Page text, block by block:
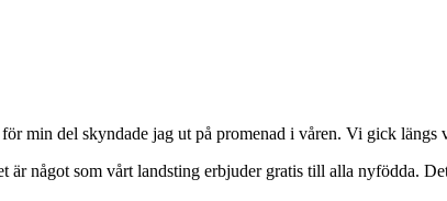
min del skyndade jag ut på promenad i våren. Vi gick längs
något som vårt landsting erbjuder gratis till alla nyfödda.